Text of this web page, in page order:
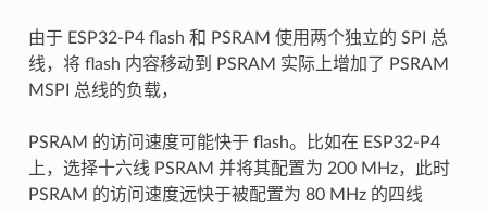
由于 ESP32-P4 flash 和 PSRAM 使用两个独立的 SPI 总
线，将 flash 内容移动到 PSRAM 实际上增加了 PSRAM
MSPI 总线的负载，
PSRAM 的访问速度可能快于 flash。比如在 ESP32-P4
上，选择十六线 PSRAM 并将其配置为 200 MHz，此时
PSRAM 的访问速度远快于被配置为 80 MHz 的四线